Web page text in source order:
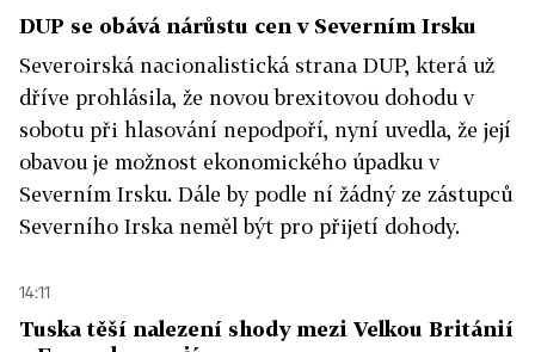
DUP se obává nárůstu cen v Severním Irsku
Severoirská nacionalistická strana DUP, která už
dříve prohlásila, že novou brexitovou dohodu v
sobotu při hlasování nepodpoří, nyní uvedla, že její
obavou je možnost ekonomického úpadku v
Severním Irsku. Dále by podle ní žádný ze zástupců
Severního Irska neměl být pro přijetí dohody.
14:11
Tuska těší nalezení shody mezi Velkou Británií